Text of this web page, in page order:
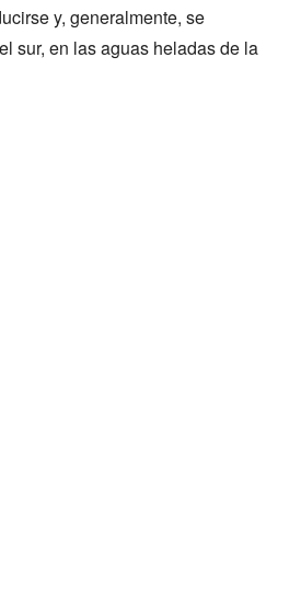
y, generalmente, se
sur, en las aguas heladas de la